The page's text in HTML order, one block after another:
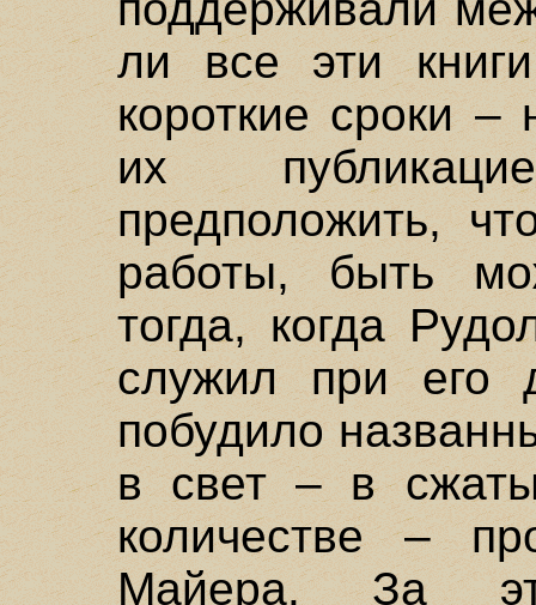
ли все эти
короткие сроки –
их
предположить,
работы, быть
тогда, когда
служил при его
побудило
в свет – в
количестве –
Майера. За